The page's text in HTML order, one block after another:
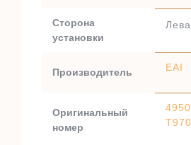
Сторона
установки
Производитель EAI
Оригинальный
номер